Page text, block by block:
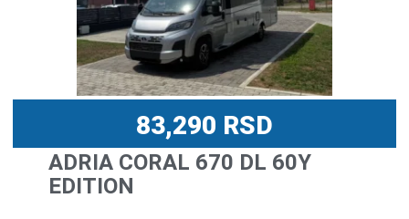
83,290 RSD
ADRIA CORAL 670 DL 60Y
EDITION